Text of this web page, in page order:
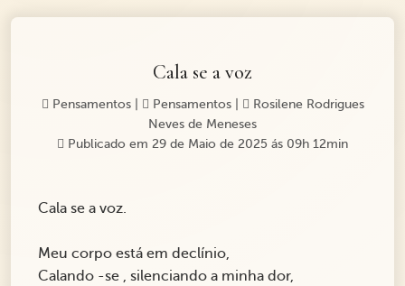
Cala se a voz
Pensamentos| Pensamentos|
Rosilene Rodrigues
Neves de Meneses
Publicado em 29 de Maio de 2025 ás 09h 12min
Cala se a voz.
Meu corpo está em declínio,
Calando -se , silenciando a minha dor,